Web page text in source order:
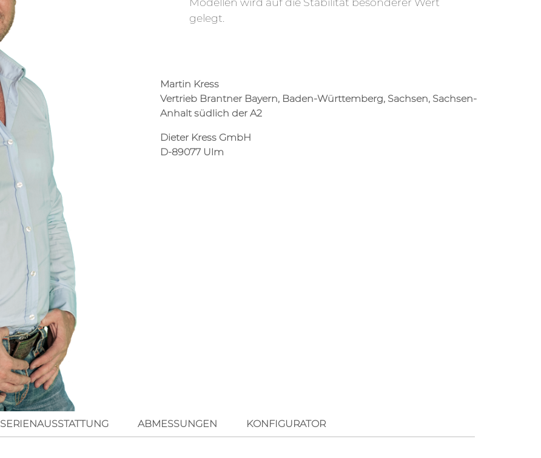
gelegt.
Martin Kress
Vertrieb Brantner Bayern, Baden-Württemberg, Sachsen, Sachsen-
Anhalt südlich der A2
Dieter Kress GmbH
D-89077 Ulm
SERIENAUSSTATTUNG ABMESSUNGEN KONFIGURATOR